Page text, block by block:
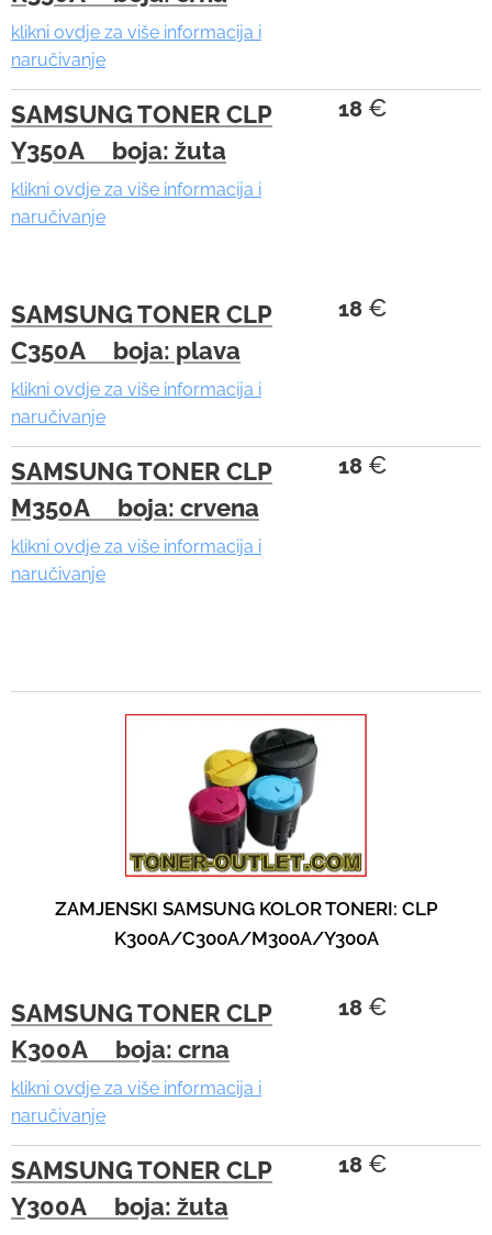
klikni ovdje za više informacija i
naručivanje
SAMSUNG TONER CLP
Y350A boja: žuta
klikni ovdje za više informacija i
naručivanje
18 €
SAMSUNG TONER CLP
C350A boja: plava
klikni ovdje za više informacija i
naručivanje
18 €
SAMSUNG TONER CLP
M350A boja: crvena
klikni ovdje za više informacija i
naručivanje
18 €
ZAMJENSKI SAMSUNG KOLOR TONERI: CLP
K300A/C300A/M300A/Y300A
SAMSUNG TONER CLP
K300A boja: crna
klikni ovdje za više informacija i
naručivanje
18 €
SAMSUNG TONER CLP
Y300A boja: žuta
18 €